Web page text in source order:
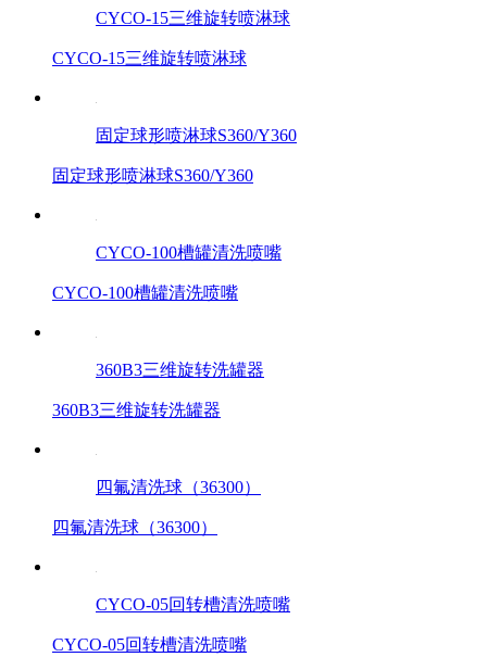
CYCO-15三维旋转喷淋球
CYCO-15三维旋转喷淋球
固定球形喷淋球S360/Y360
固定球形喷淋球S360/Y360
CYCO-100槽罐清洗喷嘴
CYCO-100槽罐清洗喷嘴
360B3三维旋转洗罐器
360B3三维旋转洗罐器
四氟清洗球（36300）
四氟清洗球（36300）
CYCO-05回转槽清洗喷嘴
CYCO-05回转槽清洗喷嘴